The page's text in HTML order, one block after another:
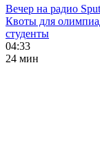
Вечер на радио
Квоты для
студенты
04:33
24 мин